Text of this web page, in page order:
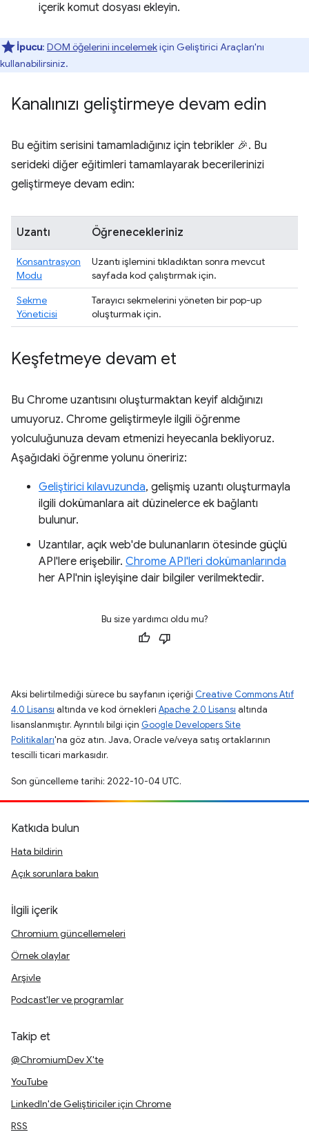
içerik komut dosyası ekleyin.
İpucu: DOM öğelerini incelemekiçin Geliştirici Araçları'nı
kullanabilirsiniz.
Kanalınızı geliştirmeye devam edin
Bu eğitim serisini tamamladığınız için tebrikler 🎉. Bu
serideki diğer eğitimleri tamamlayarak becerilerinizi
geliştirmeye devam edin:
Uzantı Öğrenecekleriniz
Konsantrasyon
Modu
Uzantı işlemini tıkladıktan sonra mevcut
sayfada kod çalıştırmak için.
Sekme
Yöneticisi
Tarayıcı sekmelerini yöneten bir pop-up
oluşturmak için.
Keşfetmeye devam et
Bu Chrome uzantısını oluşturmaktan keyif aldığınızı
umuyoruz. Chrome geliştirmeyle ilgili öğrenme
yolculuğunuza devam etmenizi heyecanla bekliyoruz.
Aşağıdaki öğrenme yolunu öneririz:
Geliştirici kılavuzunda, gelişmiş uzantı oluşturmayla
ilgili dokümanlara ait düzinelerce ek bağlantı
bulunur.
Uzantılar, açık web'de bulunanların ötesinde güçlü
API'lere erişebilir. Chrome API'leri dokümanlarında
her API'nin işleyişine dair bilgiler verilmektedir.
Bu size yardımcı oldu mu?
Aksi belirtilmediği sürece bu sayfanın içeriği Creative Commons Atıf
4.0 Lisansı altında ve kod örnekleri Apache 2.0 Lisansı altında
lisanslanmıştır. Ayrıntılı bilgi için Google Developers Site
Politikaları'na göz atın. Java, Oracle ve/veya satış ortaklarının
tescilli ticari markasıdır.
Son güncelleme tarihi: 2022-10-04 UTC.
Katkıda bulun
Hata bildirin
Açık sorunlara bakın
İlgili içerik
Chromium güncellemeleri
Örnek olaylar
Arşivle
Podcast'ler ve programlar
Takip et
@ChromiumDev X'te
YouTube
LinkedIn'de Geliştiriciler için Chrome
RSS